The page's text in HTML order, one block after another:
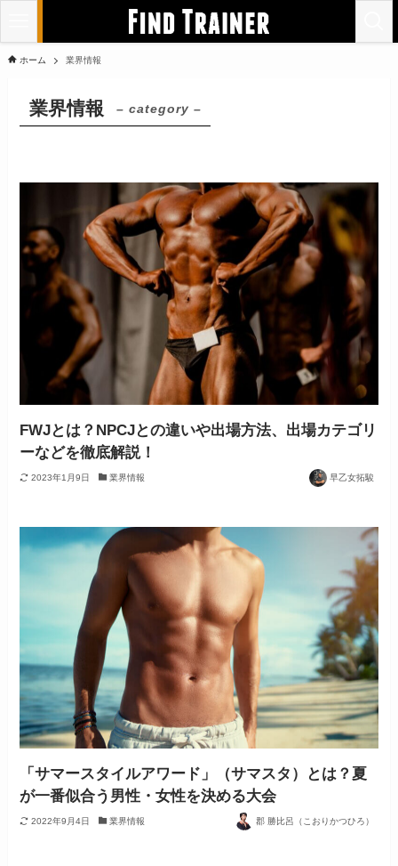
ホーム 業界情報
業界情報 – category –
FWJとは？NPCJとの違いや出場方法、出場カテゴリ
ーなどを徹底解説！
2023年1月9日 業界情報 早乙女拓駿
「サマースタイルアワード」（サマスタ）とは？夏
が一番似合う男性・女性を決める大会
2022年9月4日 業界情報 郡 勝比呂（こおりかつひろ）